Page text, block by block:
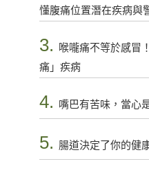
懂腹痛位置潛在疾病與
3.
喉嚨痛不等於感冒
痛」疾病
4. 嘴巴有苦味，當心
5. 腸道決定了你的健